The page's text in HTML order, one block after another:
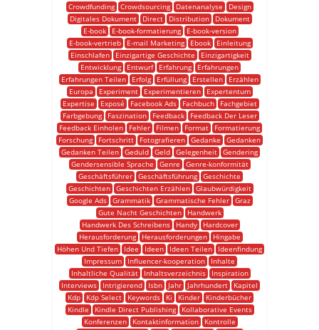
Crowdfunding
Crowdsourcing Datenanalyse
Design
Digitales Dokument
Direct Distribution
Dokument
E-book
E-book-formatierung
E-book-version
E-book-vertrieb
E-mail Marketing Ebook
Einleitung
Einschlafen
Einzigartige Geschichte
Einzigartigkeit
Entwicklung
Entwurf Erfahrung
Erfahrungen
Erfahrungen Teilen
Erfolg Erfüllung Erstellen
Erzählen
Europa
Experiment Experimentieren
Expertentum
Expertise
Exposé Facebook Ads Fachbuch
Fachgebiet
Farbgebung
Faszination Feedback
Feedback Der Leser
Feedback Einholen
Fehler Filmen Format
Formatierung
Forschung
Fortschritt Fotografieren Gedanke
Gedanken
Gedanken Teilen Geduld Geld Gelegenheit Gendering
Gendersensible Sprache
Genre
Genre-konformität
Geschäftsführer Geschäftsführung Geschichte
Geschichten
Geschichten Erzählen
Glaubwürdigkeit
Google Ads
Grammatik Grammatische Fehler
Graz
Gute Nacht Geschichten
Handwerk
Handwerk Des Schreibens
Handy
Hardcover
Herausforderung
Herausforderungen
Hingabe
Höhen Und Tiefen
Idee Ideen Ideen Teilen
Ideenfindung
Impressum
Influencer-kooperation
Inhalte
Inhaltliche Qualität
Inhaltsverzeichnis
Inspiration
Interviews
Intrigierend Isbn Jahr Jahrhundert
Kapitel
Kdp
Kdp Select Keywords Ki Kinder
Kinderbücher
Kindle
Kindle Direct Publishing
Kollaborative Events
Konferenzen
Kontaktinformation
Kontrolle